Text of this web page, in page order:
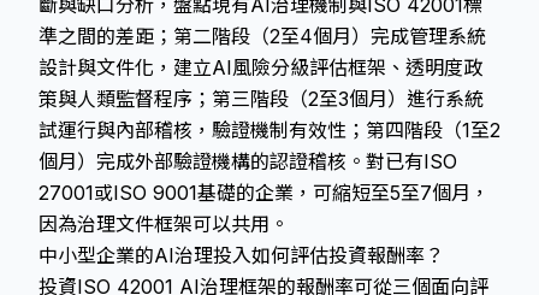
斷與缺口分析，盤點現有AI治理機制與ISO 42001標
準之間的差距；第二階段（2至4個月）完成管理系統
設計與文件化，建立AI風險分級評估框架、透明度政
策與人類監督程序；第三階段（2至3個月）進行系統
試運行與內部稽核，驗證機制有效性；第四階段（1至2
個月）完成外部驗證機構的認證稽核。對已有ISO
27001或ISO 9001基礎的企業，可縮短至5至7個月，
因為治理文件框架可以共用。
中小型企業的AI治理投入如何評估投資報酬率？
投資ISO 42001 AI治理框架的報酬率可從三個面向評